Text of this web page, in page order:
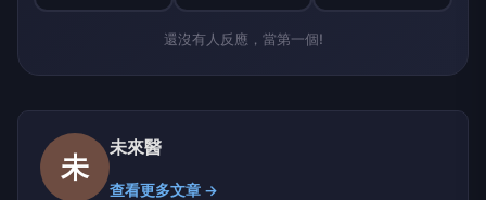
還沒有人反應，當第一個!
未
未來醫
查看更多文章 →